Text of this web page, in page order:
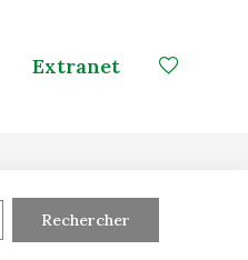
Extranet